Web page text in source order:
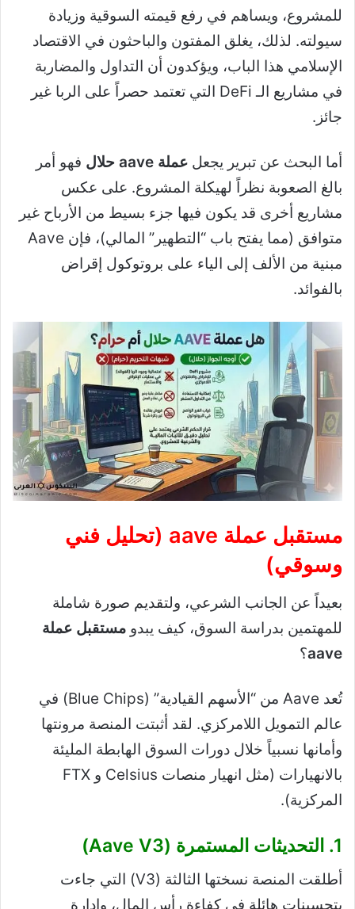
للمشروع، ويساهم في رفع قيمته السوقية وزيادة
سيولته. لذلك، يغلق المفتون والباحثون في الاقتصاد
الإسلامي هذا الباب، ويؤكدون أن التداول والمضاربة
في مشاريع الـ DeFi التي تعتمد حصراً على الربا غير
جائز.
أما البحث عن تبرير يجعل عملة aave حلال
فهو أمر
بالغ الصعوبة نظراً لهيكلة المشروع. على عكس
مشاريع أخرى قد يكون فيها جزء بسيط من الأرباح غير
متوافق (مما يفتح باب “التطهير” المالي)، فإن Aave
مبنية من الألف إلى الياء على بروتوكول إقراض
بالفوائد.
مستقبل عملة aave (تحليل فني
وسوقي)
بعيداً عن الجانب الشرعي، ولتقديم صورة شاملة
للمهتمين بدراسة السوق، كيف يبدو مستقبل عملة
aave؟
تُعد Aave من “الأسهم القيادية” (Blue Chips) في
عالم التمويل اللامركزي. لقد أثبتت المنصة مرونتها
وأمانها نسبياً خلال دورات السوق الهابطة المليئة
بالانهيارات (مثل انهيار منصات Celsius و FTX
المركزية).
1. التحديثات المستمرة (Aave V3)
أطلقت المنصة نسختها الثالثة (V3) التي جاءت
بتحسينات هائلة في كفاءة رأس المال، وإدارة